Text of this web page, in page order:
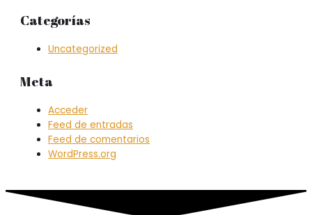
Categorías
Uncategorized
Meta
Acceder
Feed de entradas
Feed de comentarios
WordPress.org